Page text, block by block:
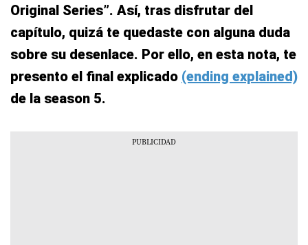
Original Series”. Así, tras disfrutar del
capítulo, quizá te quedaste con alguna duda
sobre su desenlace. Por ello, en esta nota, te
presento el final explicado (ending explained)
de la season 5.